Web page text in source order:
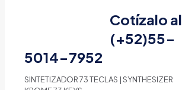
Cotízalo al
(+52)55-
5014-7952
SINTETIZADOR 73 TECLAS | SYNTHESIZER